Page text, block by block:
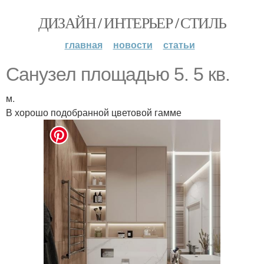
ДИЗАЙН / ИНТЕРЬЕР / СТИЛЬ
главная новости статьи
Санузел площадью 5. 5 кв.
м.
В хорошо подобранной цветовой гамме